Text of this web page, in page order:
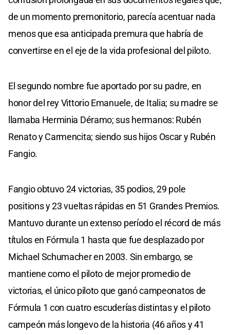
de un momento premonitorio, parecía acentuar nada
menos que esa anticipada premura que habría de
convertirse en el eje de la vida profesional del piloto.
El segundo nombre fue aportado por su padre, en
honor del rey Vittorio Emanuele, de Italia; su madre se
llamaba Herminia Déramo; sus hermanos: Rubén
Renato y Carmencita; siendo sus hijos Oscar y Rubén
Fangio.
Fangio obtuvo 24 victorias, 35 podios, 29 pole
positions y 23 vueltas rápidas en 51 Grandes Premios.
Mantuvo durante un extenso período el récord de más
títulos en Fórmula 1 hasta que fue desplazado por
Michael Schumacher en 2003. Sin embargo, se
mantiene como el piloto de mejor promedio de
victorias, el único piloto que ganó campeonatos de
Fórmula 1 con cuatro escuderías distintas y el piloto
campeón más longevo de la historia (46 años y 41